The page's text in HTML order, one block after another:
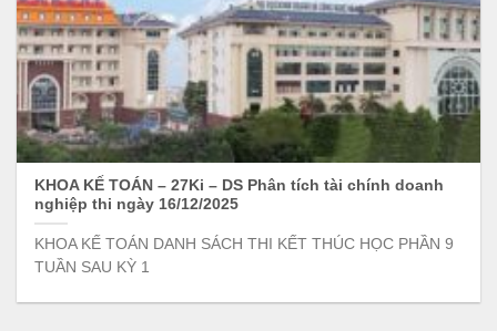
KHOA KẾ TOÁN – 27Ki – DS Phân tích tài chính doanh
nghiệp thi ngày 16/12/2025
KHOA KẾ TOÁN DANH SÁCH THI KẾT THÚC HỌC PHẦN 9
TUẦN SAU KỲ 1